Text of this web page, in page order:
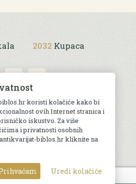
2032 Kupaca
kupnje
Web by
koristi kolačiće kako bi
ovih Internet stranica i
iskustvo. Za više
i privatnosti osobnih
biblos.hr kliknite na
Uredi kolačiće